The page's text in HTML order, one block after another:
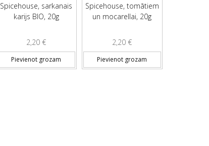
Spicehouse, sarkanais
karijs BIO, 20g
2,20 €
Pievienot grozam
Spicehouse, tomātiem
un mocarellai, 20g
2,20 €
Pievienot grozam